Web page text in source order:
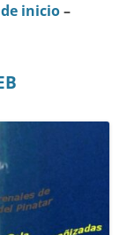
inicio–